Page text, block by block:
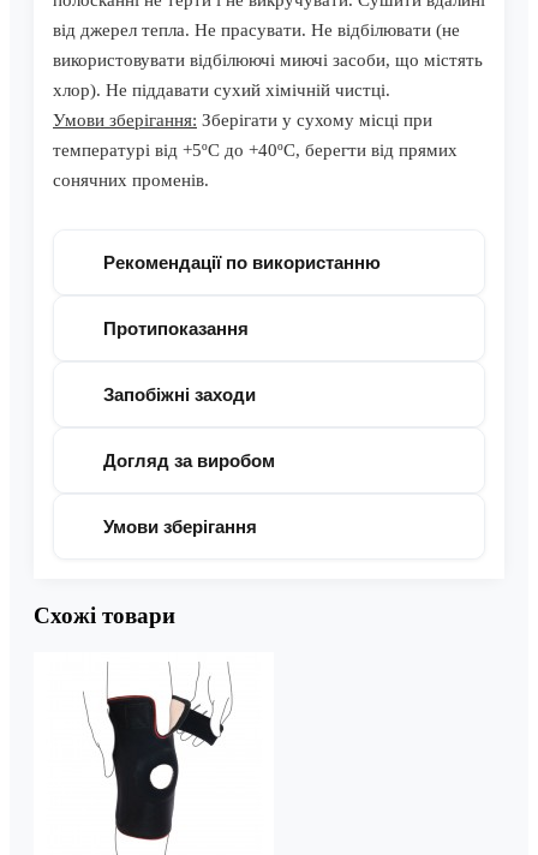
від джерел тепла. Не прасувати. Не відбілювати (не
використовувати відбілюючі миючі засоби, що містять
хлор). Не піддавати сухий хімічній чистці.
Умови зберігання: Зберігати у сухому місці при
температурі від +5ºС до +40ºС, берегти від прямих
сонячних променів.
Рекомендації по використанню
Протипоказання
Запобіжні заходи
Догляд за виробом
Умови зберігання
Схожі товари